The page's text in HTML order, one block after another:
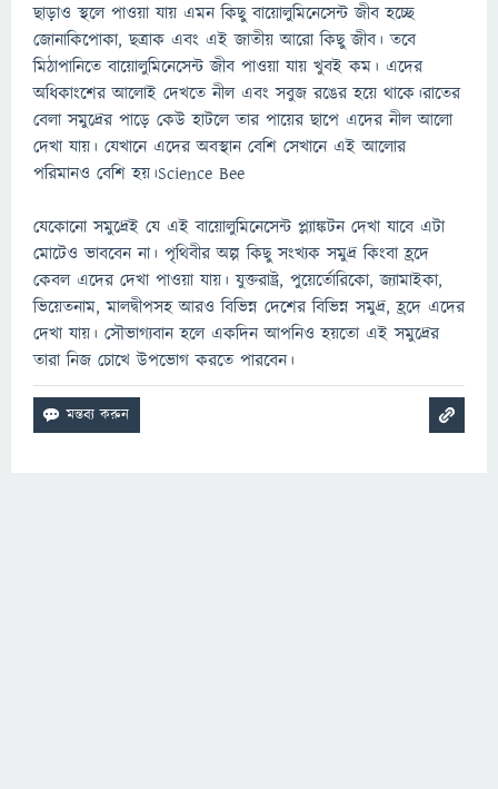
ছাড়াও স্থলে পাওয়া যায় এমন কিছু বায়োলুমিনেসেন্ট জীব হচ্ছে
জোনাকিপোকা, ছত্রাক এবং এই জাতীয় আরো কিছু জীব। তবে
মিঠাপানিতে বায়োলুমিনেসেন্ট জীব পাওয়া যায় খুবই কম। এদের
অধিকাংশের আলোই দেখতে নীল এবং সবুজ রঙের হয়ে থাকে।রাতের
বেলা সমুদ্রের পাড়ে কেউ হাটলে তার পায়ের ছাপে এদের নীল আলো
দেখা যায়। যেখানে এদের অবস্থান বেশি সেখানে এই আলোর
পরিমানও বেশি হয়।Science Bee
যেকোনো সমুদ্রেই যে এই বায়োলুমিনেসেন্ট প্ল্যাঙ্কটন দেখা যাবে এটা
মোটেও ভাববেন না। পৃথিবীর অল্প কিছু সংখ্যক সমুদ্র কিংবা হ্রদে
কেবল এদের দেখা পাওয়া যায়। যুক্তরাষ্ট্র, পুয়ের্তোরিকো, জ্যামাইকা,
ভিয়েতনাম, মালদ্বীপসহ আরও বিভিন্ন দেশের বিভিন্ন সমুদ্র, হ্রদে এদের
দেখা যায়। সৌভাগ্যবান হলে একদিন আপনিও হয়তো এই সমুদ্রের
তারা নিজ চোখে উপভোগ করতে পারবেন।